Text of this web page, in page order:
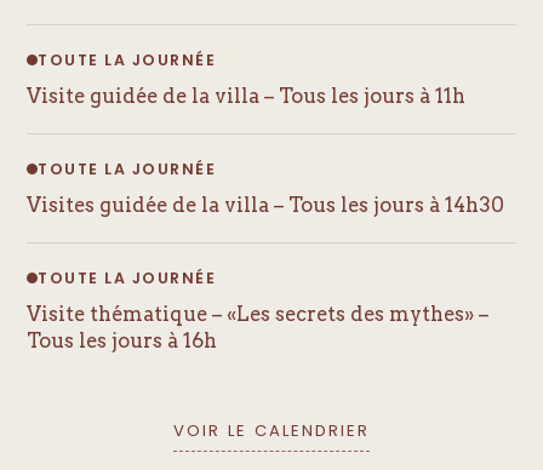
TOUTE LA JOURNÉE
Visite guidée de la villa – Tous les jours à 11h
TOUTE LA JOURNÉE
Visites guidée de la villa – Tous les jours à 14h30
TOUTE LA JOURNÉE
Visite thématique – «Les secrets des mythes» –
Tous les jours à 16h
VOIR LE CALENDRIER